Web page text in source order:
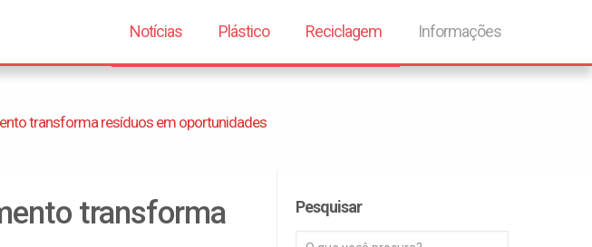
Notícias Plástico Reciclagem Informações
transforma resíduos em oportunidades
transforma
Pesquisar